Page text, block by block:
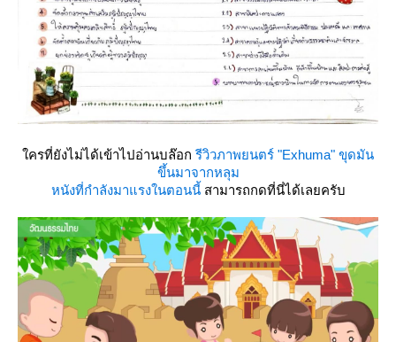
ครที่ยังไม่ได้เข้าไปอ่านบล๊อก รีวิวภาพยนตร์ "Exhuma" ขุดมัน
ขึ้นมาจากหลุม
หนังที่กำลังมาแรงในตอนนี้สามารถกดที่นี่ได้เลยครับ